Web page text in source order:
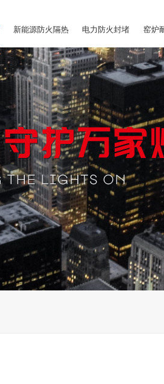
新能源防火隔热 电力防火封堵 窑炉